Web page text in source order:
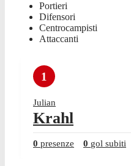
Portieri
Difensori
Centrocampisti
Attaccanti
1
Julian
Krahl
0 presenze 0 gol subiti